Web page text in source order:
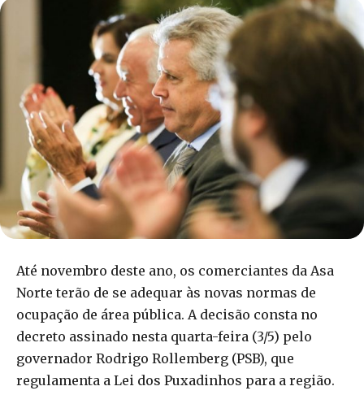
Até novembro deste ano, os comerciantes da Asa
Norte terão de se adequar às novas normas de
ocupação de área pública. A decisão consta no
decreto assinado nesta quarta-feira (3/5) pelo
governador Rodrigo Rollemberg (PSB), que
regulamenta a Lei dos Puxadinhos para a região.